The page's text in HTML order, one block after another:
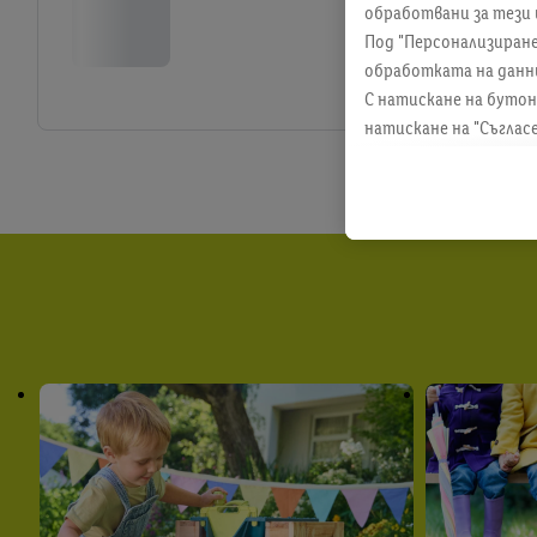
обработвани за тези
Под
обработката на
С натискане на
натискане на
всяко време с